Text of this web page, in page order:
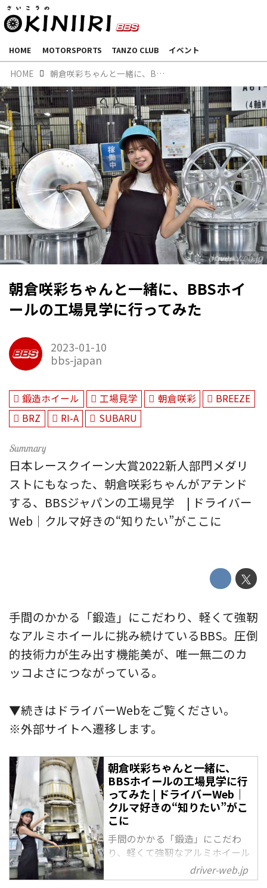
HOME MOTORSPORTS TANZO CLUB イベント
HOME 朝倉咲彩ちゃんと一緒に、BBSホイールの工場見学に行ってみた
driver-web.jp
朝倉咲彩ちゃんと一緒に、BBSホイ
ールの工場見学に行ってみた
2023-01-10
bbs-japan
鍛造ホイール 工場見学 朝倉咲彩
BREEZE
BRZ
RI-A SUBARU
日本レースクイーン大賞2022新人部門メダリ
ストにもなった、朝倉咲彩ちゃんがアテンド
する、BBSジャパンの工場見学 | ドライバー
Web｜クルマ好きの“知りたい”がここに
手間のかかる「鍛造」にこだわり、軽くて強靭
なアルミホイールに挑み続けているBBS。圧倒
的技術力が生み出す機能美が、唯一無二のカ
ッコよさにつながっている。
▼続きはドライバーWebをご覧ください。
※外部サイトへ遷移します。
朝倉咲彩ちゃんと一緒に、
BBSホイールの工場見学に行
ってみた | ドライバーWeb｜
クルマ好きの“知りたい”がこ
こに
手間のかかる「鍛造」にこだわ
り、軽くて強靭なアルミホイール
に挑み続けているBBS。圧倒的技
術力が生み出す機能美が、唯一無
driver-web.jp